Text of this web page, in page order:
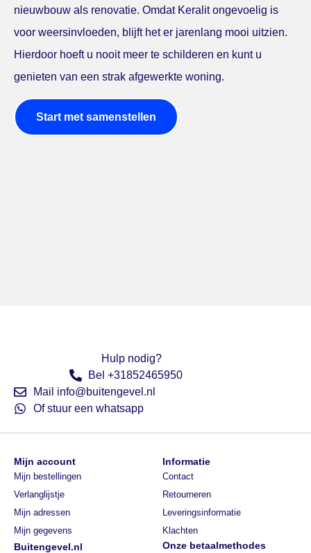
nieuwbouw als renovatie. Omdat Keralit ongevoelig is
voor weersinvloeden, blijft het er jarenlang mooi uitzien.
Hierdoor hoeft u nooit meer te schilderen en kunt u
genieten van een strak afgewerkte woning.
Start met samenstellen
Hulp nodig?
Bel +31852465950
Mail info@buitengevel.nl
Of stuur een whatsapp
Buitengevel.nl Onze betaalmethodes
Mijn account
Mijn bestellingen
Verlanglijstje
Mijn adressen
Mijn gegevens
Informatie
Contact
Retourneren
Leveringsinformatie
Klachten